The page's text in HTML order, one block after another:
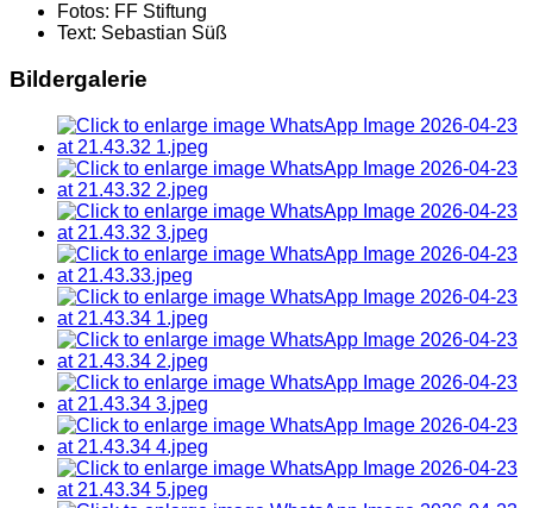
Fotos: FF Stiftung
Text: Sebastian Süß
Bildergalerie